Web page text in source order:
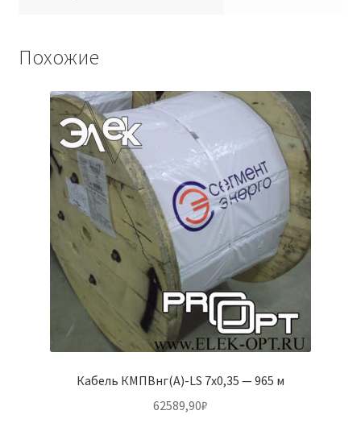
Похожие
Кабель КМПВнг(А)-LS 7х0,35 — 965 м
62589,90₽